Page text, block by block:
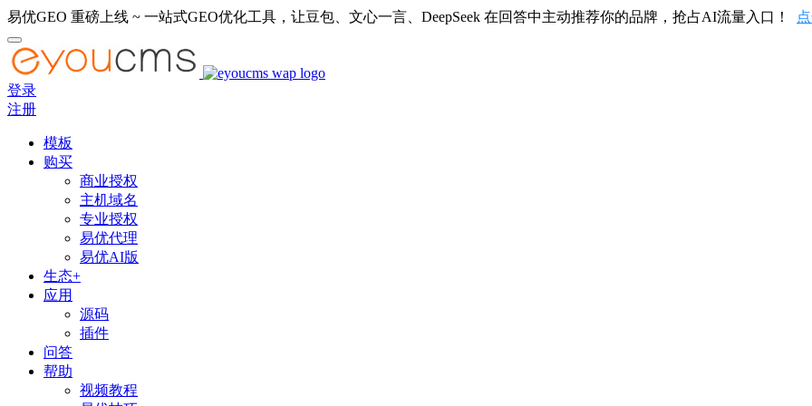
易优GEO 重磅上线 ~ 一站式GEO优化工具，让豆包、文心一言、DeepSeek 在回答中主动推荐你的品牌，抢占AI流量入口！
登录
注册
模板
购买
商业授权
主机域名
专业授权
易优代理
易优AI版
生态+
应用
源码
插件
问答
帮助
视频教程